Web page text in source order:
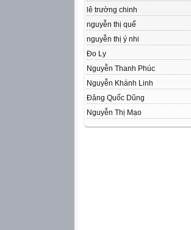
lê trường chinh
nguyễn thị quế
nguyễn thị ý nhi
Đo Ly
Nguyễn Thanh Phúc
Nguyễn Khánh Linh
Đăng Quốc Dũng
Nguyễn Thị Mạo